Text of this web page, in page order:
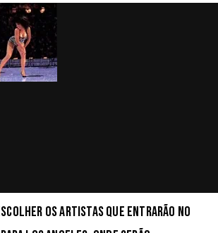
os artistas que entrarão no